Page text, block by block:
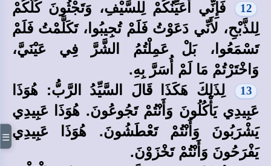
12
فَإِنِّي أُعَيِّنُكُمْ لِلسَّيْفِ، وَتَجْثُونَ كُلُّكُمْ
لِلذَّبْحِ، لأَنِّي دَعَوْتُ فَلَمْ تُجِيبُوا، تَكَلَّمْتُ فَلَمْ
تَسْمَعُوا، بَلْ عَمِلْتُمُ الشَّرَّ فِي عَيْنَيَّ،
وَاخْتَرْتُمْ مَا لَمْ أُسَرَّ بِهِ.
13
لِذَلِكَ هَكَذَا قَالَ السَّيِّدُ الرَّبُّ: هُوَذَا
عَبِيدِي يَأْكُلُونَ وَأَنْتُمْ تَجُوعُونَ. هُوَذَا عَبِيدِي
يَشْرَبُونَ وَأَنْتُمْ تَعْطَشُونَ. هُوَذَا عَبِيدِي
يَفْرَحُونَ وَأَنْتُمْ تَخْزَوْنَ.
☰